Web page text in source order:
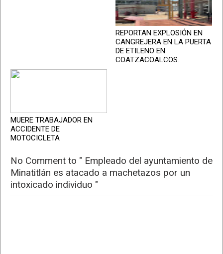
REPORTAN EXPLOSIÓN EN
CANGREJERA EN LA PUERTA
DE ETILENO EN
COATZACOALCOS.
MUERE TRABAJADOR EN
ACCIDENTE DE
MOTOCICLETA
No Comment to " Empleado del ayuntamiento de
Minatitlán es atacado a machetazos por un
intoxicado individuo "